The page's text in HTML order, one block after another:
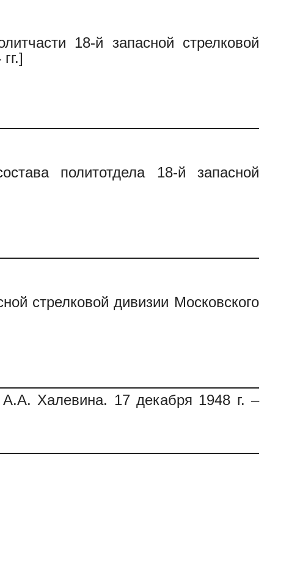
18-й запасной стрелковой
политотдела 18-й запасной
стрелковой дивизии Московского
Халевина. 17 декабря 1948 г. –